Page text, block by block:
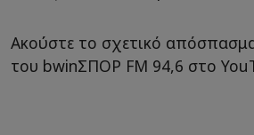
Ακούστε το σχετικό
του bwinΣΠΟΡ FM 94,6 στο